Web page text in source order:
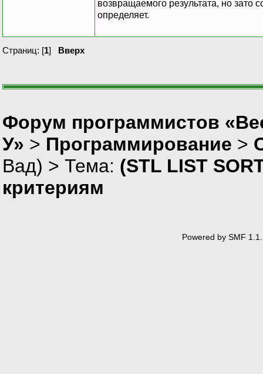
возвращаемого результата, но зато
определяет.
Страниц: [1] Вверх
Форум программистов
У» > Программирование >
Вад) > Тема: (STL LIST
критериям
Powered by SMF